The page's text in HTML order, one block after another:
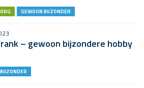
GEWOON BIJZONDER
– gewoon bijzondere hobby